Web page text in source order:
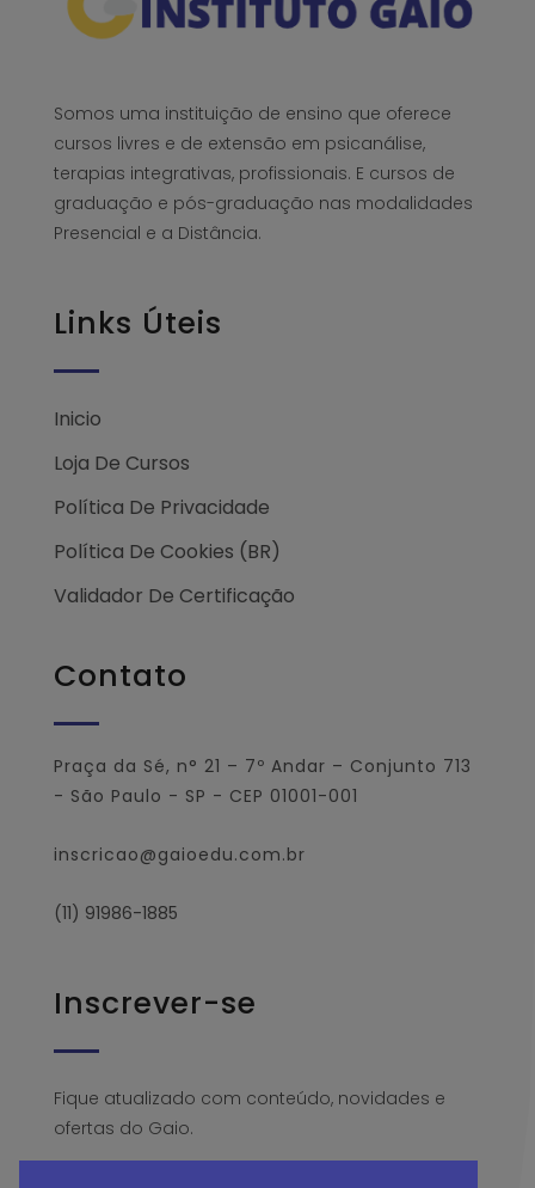
Somos uma instituição de ensino que oferece
cursos livres e de extensão em psicanálise,
terapias integrativas, profissionais. E cursos de
graduação e pós-graduação nas modalidades
Presencial e a Distância.
Links Úteis
Inicio
Loja De Cursos
Política De Privacidade
Política De Cookies (BR)
Validador De Certificação
Contato
Praça da Sé, n° 21 – 7º Andar – Conjunto 713
- São Paulo - SP - CEP 01001-001
inscricao@gaioedu.com.br
(11) 91986-1885
Inscrever-se
Fique atualizado com conteúdo, novidades e
ofertas do Gaio.